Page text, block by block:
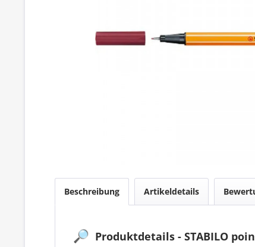
Beschreibung Artikeldetails
🔎 Produktdetails - STABILO